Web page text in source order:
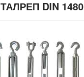
ТАЛРЕП DIN 1480